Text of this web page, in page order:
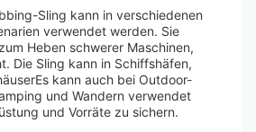
Sling kann in verschiedenen
verwendet werden. Sie
Heben schwerer Maschinen,
Die Sling kann in Schiffshäfen,
kann auch bei Outdoor-
und Wandern verwendet
und Vorräte zu sichern.